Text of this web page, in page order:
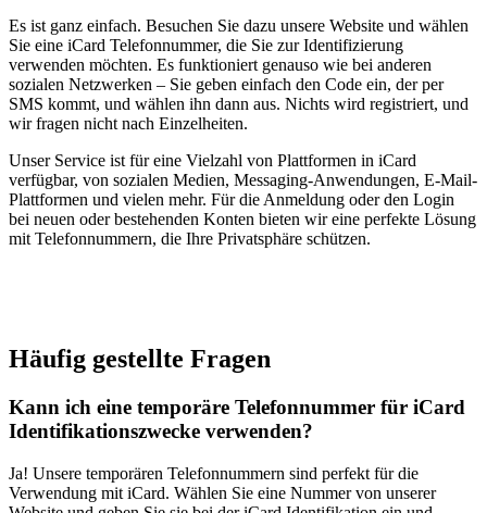
Es ist ganz einfach. Besuchen Sie dazu unsere Website und wählen
Sie eine iCard Telefonnummer, die Sie zur Identifizierung
verwenden möchten. Es funktioniert genauso wie bei anderen
sozialen Netzwerken – Sie geben einfach den Code ein, der per
SMS kommt, und wählen ihn dann aus. Nichts wird registriert, und
wir fragen nicht nach Einzelheiten.
Unser Service ist für eine Vielzahl von Plattformen in iCard
verfügbar, von sozialen Medien, Messaging-Anwendungen, E-Mail-
Plattformen und vielen mehr. Für die Anmeldung oder den Login
bei neuen oder bestehenden Konten bieten wir eine perfekte Lösung
mit Telefonnummern, die Ihre Privatsphäre schützen.
Häufig gestellte Fragen
Kann ich eine temporäre Telefonnummer für iCard
Identifikationszwecke verwenden?
Ja! Unsere temporären Telefonnummern sind perfekt für die
Verwendung mit iCard. Wählen Sie eine Nummer von unserer